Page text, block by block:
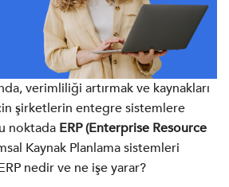
verimliliği artırmak ve kaynakları
şirketlerin entegre sistemlere
noktada ERP (Enterprise Resource
Kaynak Planlama sistemleri
nedir ve ne işe yarar?